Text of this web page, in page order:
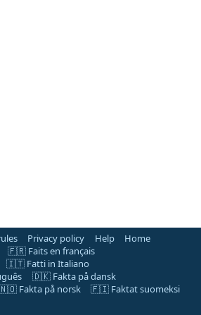
Privacy policy Help
Home
🇫🇷 Faits en français
🇮🇹 Fatti in Italiano
🇩🇰 Fakta på dansk
Fakta på norsk
🇫🇮 Faktat suomeksi